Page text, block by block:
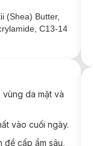
(Shea) Butter,
C13-14
da mặt và
vào cuối ngày.
cấp ẩm sâu,